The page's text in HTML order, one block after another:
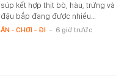
súp kết hợp thịt bò, hàu, trứng và
đậu bắp đang được nhiều…
ĂN - CHƠI - ĐI - 6 giờ trước